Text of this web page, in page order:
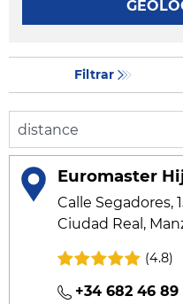
Filtrar
Euromaster
Calle Segadores,
Ciudad Real,
(4.8)
+34 682 46 89